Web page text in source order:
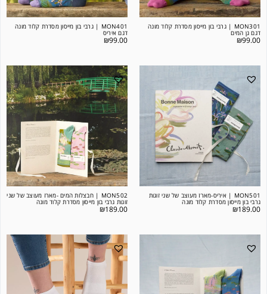
MON301 | גרבי בון מייסון מסדרת קלוד מונה
דגם גן המים
₪99.00
MON401 | גרבי בון מייסון מסדרת קלוד מונה
דגם איריס
₪99.00
MON501 | איריס-מארז מעוצב של שני זוגות
גרבי בון מייסון מסדרת קלוד מונה
₪189.00
MON502 | חבצלות המים -מארז מעוצב של שני
זוגות גרבי בון מייסון מסדרת קלוד מונה
₪189.00